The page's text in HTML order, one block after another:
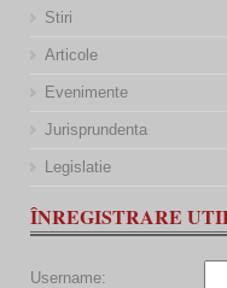
Stiri
Articole
Evenimente
Jurisprundenta
Legislatie
ÎNREGISTRARE
Username: